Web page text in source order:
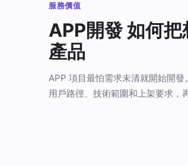
服務價值
APP開發 如何
產品
APP 項目最怕需求未清就開始開發
用戶路徑、技術範圍和上架要求，